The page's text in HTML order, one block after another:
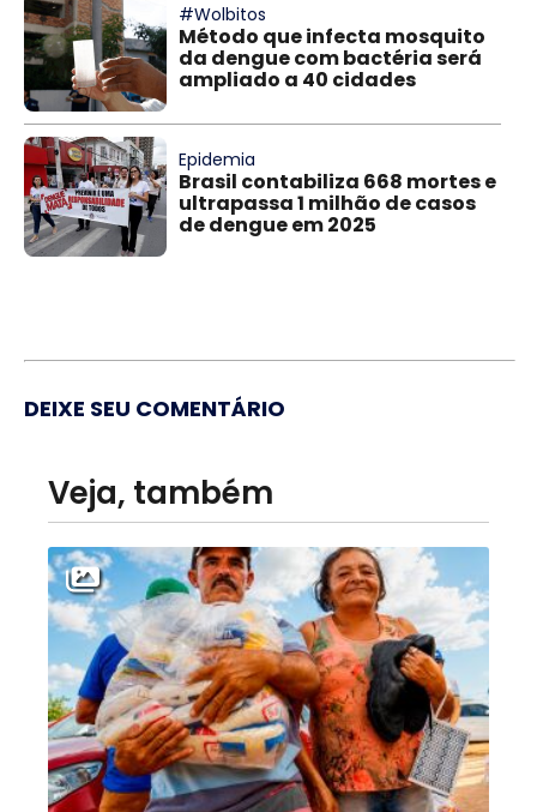
#Wolbitos
Método que infecta mosquito
da dengue com bactéria será
ampliado a 40 cidades
Epidemia
Brasil contabiliza 668 mortes e
ultrapassa 1 milhão de casos
de dengue em 2025
DEIXE SEU COMENTÁRIO
Veja, também